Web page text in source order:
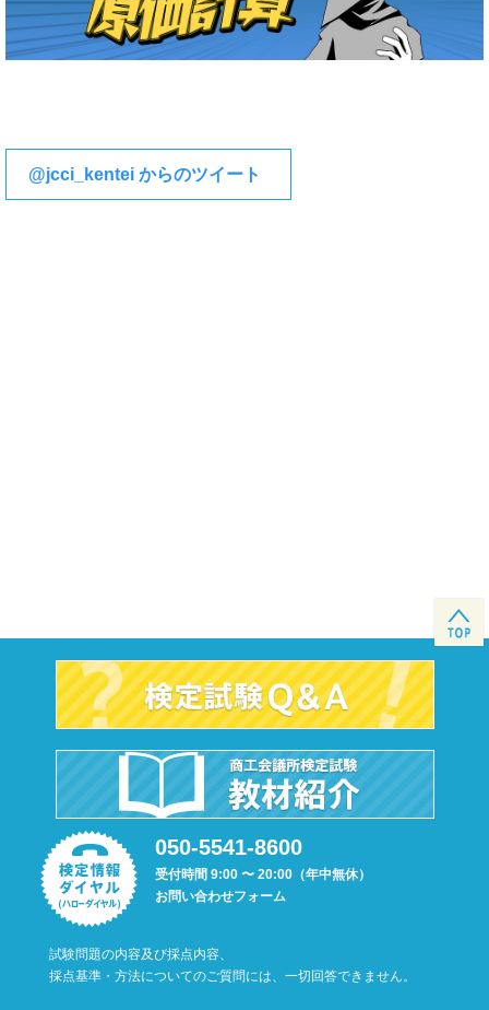
@jcci_kentei からのツイート
050-5541-8600
受付時間 9:00 〜 20:00（年中無休）
お問い合わせフォーム
試験問題の内容及び採点内容、
採点基準・方法についてのご質問には、一切回答できません。